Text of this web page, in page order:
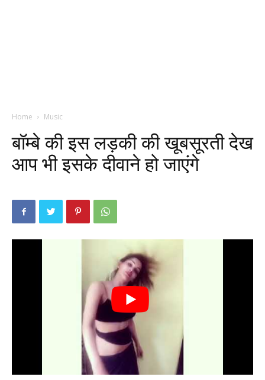
Home Music
बॉम्बे की इस लड़की की खूबसूरती देख
आप भी इसके दीवाने हो जाएंगे